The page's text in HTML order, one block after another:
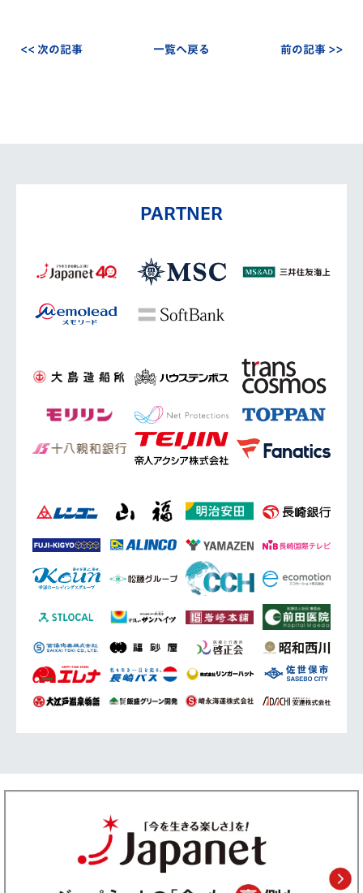
<< 次の記事 一覧へ戻る 前の記事 >>
PARTNER